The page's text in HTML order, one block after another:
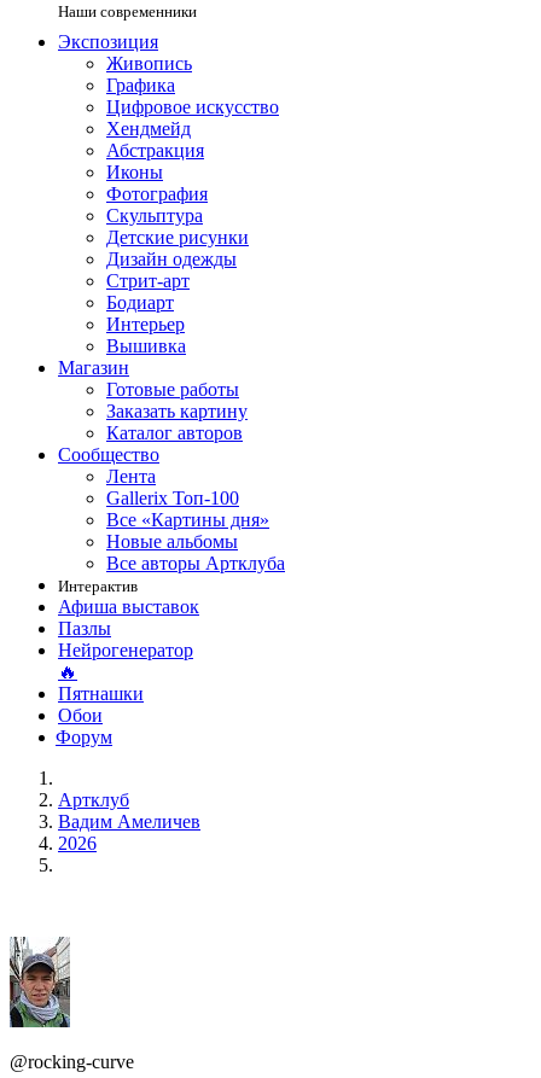
Наши современники
Экспозиция
Живопись
Графика
Цифровое искусство
Хендмейд
Абстракция
Иконы
Фотография
Скульптура
Детские рисунки
Дизайн одежды
Стрит-арт
Бодиарт
Интерьер
Вышивка
Магазин
Готовые работы
Заказать картину
Каталог авторов
Сообщество
Лента
Gallerix Топ-100
Все «Картины дня»
Новые альбомы
Все авторы Артклуба
Интерактив
Афиша выставок
Пазлы
Нейрогенератор
🔥
Пятнашки
Обои
Форум
Артклуб
Вадим Амеличев
2026
@rocking-curve